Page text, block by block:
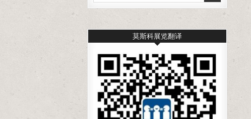
莫斯科展览翻译